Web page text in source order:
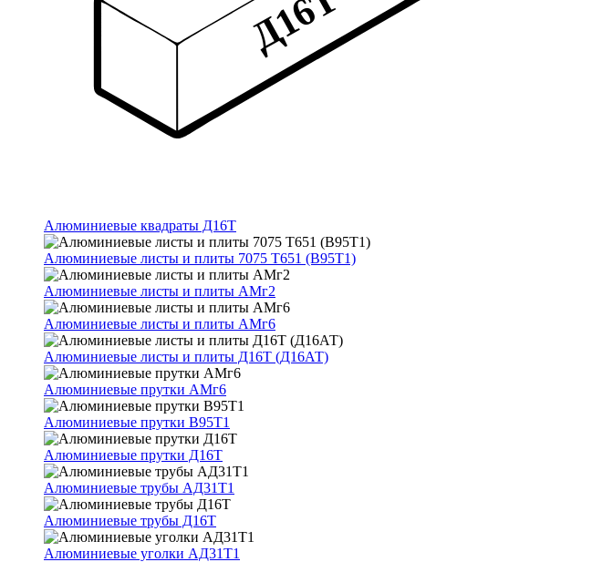
Алюминиевые квадраты Д16Т
Алюминиевые листы и плиты 7075 Т651 (В95Т1)
Алюминиевые листы и плиты АМг2
Алюминиевые листы и плиты АМг6
Алюминиевые листы и плиты Д16Т (Д16АТ)
Алюминиевые прутки АМг6
Алюминиевые прутки В95Т1
Алюминиевые прутки Д16Т
Алюминиевые трубы АД31Т1
Алюминиевые трубы Д16Т
Алюминиевые уголки АД31Т1